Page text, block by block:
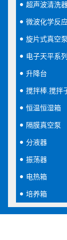
超声波清洗
微波化学反
旋片式真空泵
电子天平系列
升降台
搅拌棒.搅拌
恒温恒湿箱
隔膜真空泵
分液器
振荡器
电热箱
培养箱